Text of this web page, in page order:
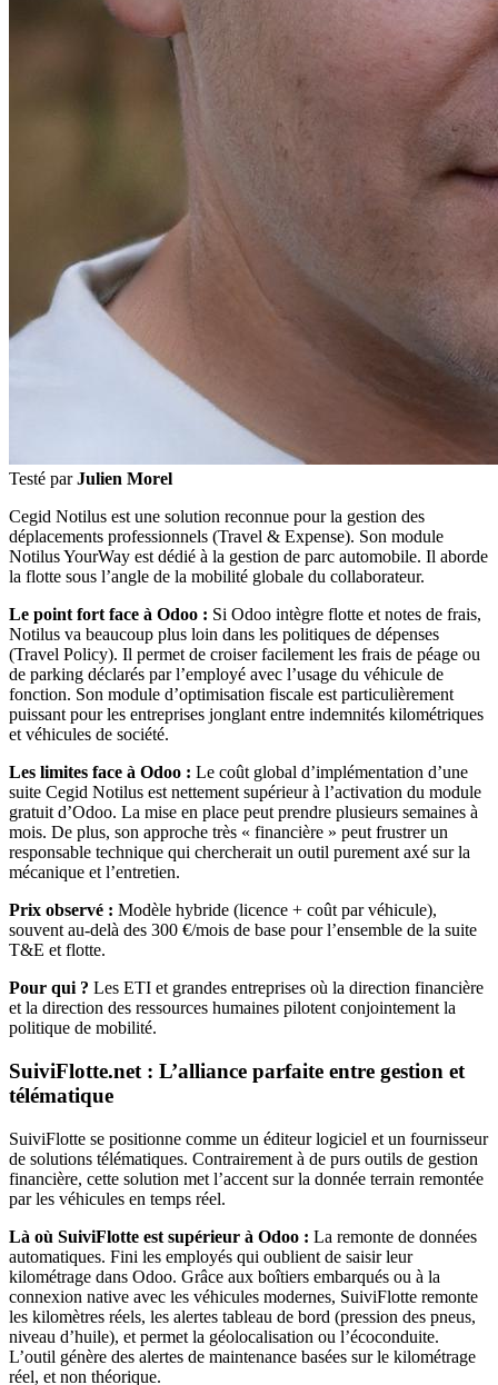
Testé parJulien Morel
Cegid Notilus est une solution reconnue pour la gestion des
déplacements professionnels (Travel & Expense). Son module
Notilus YourWay est dédié à la gestion de parc automobile. Il aborde
la flotte sous l’angle de la mobilité globale du collaborateur.
Le point fort face à Odoo : Si Odoo intègre flotte et notes de frais,
Notilus va beaucoup plus loin dans les politiques de dépenses
(Travel Policy). Il permet de croiser facilement les frais de péage ou
de parking déclarés par l’employé avec l’usage du véhicule de
fonction. Son module d’optimisation fiscale est particulièrement
puissant pour les entreprises jonglant entre indemnités kilométriques
et véhicules de société.
Les limites face à Odoo : Le coût global d’implémentation d’une
suite Cegid Notilus est nettement supérieur à l’activation du module
gratuit d’Odoo. La mise en place peut prendre plusieurs semaines à
mois. De plus, son approche très « financière » peut frustrer un
responsable technique qui chercherait un outil purement axé sur la
mécanique et l’entretien.
Prix observé : Modèle hybride (licence + coût par véhicule),
souvent au-delà des 300 €/mois de base pour l’ensemble de la suite
T&E et flotte.
Pour qui ? Les ETI et grandes entreprises où la direction financière
et la direction des ressources humaines pilotent conjointement la
politique de mobilité.
SuiviFlotte.net : L’alliance parfaite entre gestion et
télématique
SuiviFlotte se positionne comme un éditeur logiciel et un fournisseur
de solutions télématiques. Contrairement à de purs outils de gestion
financière, cette solution met l’accent sur la donnée terrain remontée
par les véhicules en temps réel.
Là où SuiviFlotte est supérieur à Odoo : La remonte de données
automatiques. Fini les employés qui oublient de saisir leur
kilométrage dans Odoo. Grâce aux boîtiers embarqués ou à la
connexion native avec les véhicules modernes, SuiviFlotte remonte
les kilomètres réels, les alertes tableau de bord (pression des pneus,
niveau d’huile), et permet la géolocalisation ou l’écoconduite.
L’outil génère des alertes de maintenance basées sur le kilométrage
réel, et non théorique.